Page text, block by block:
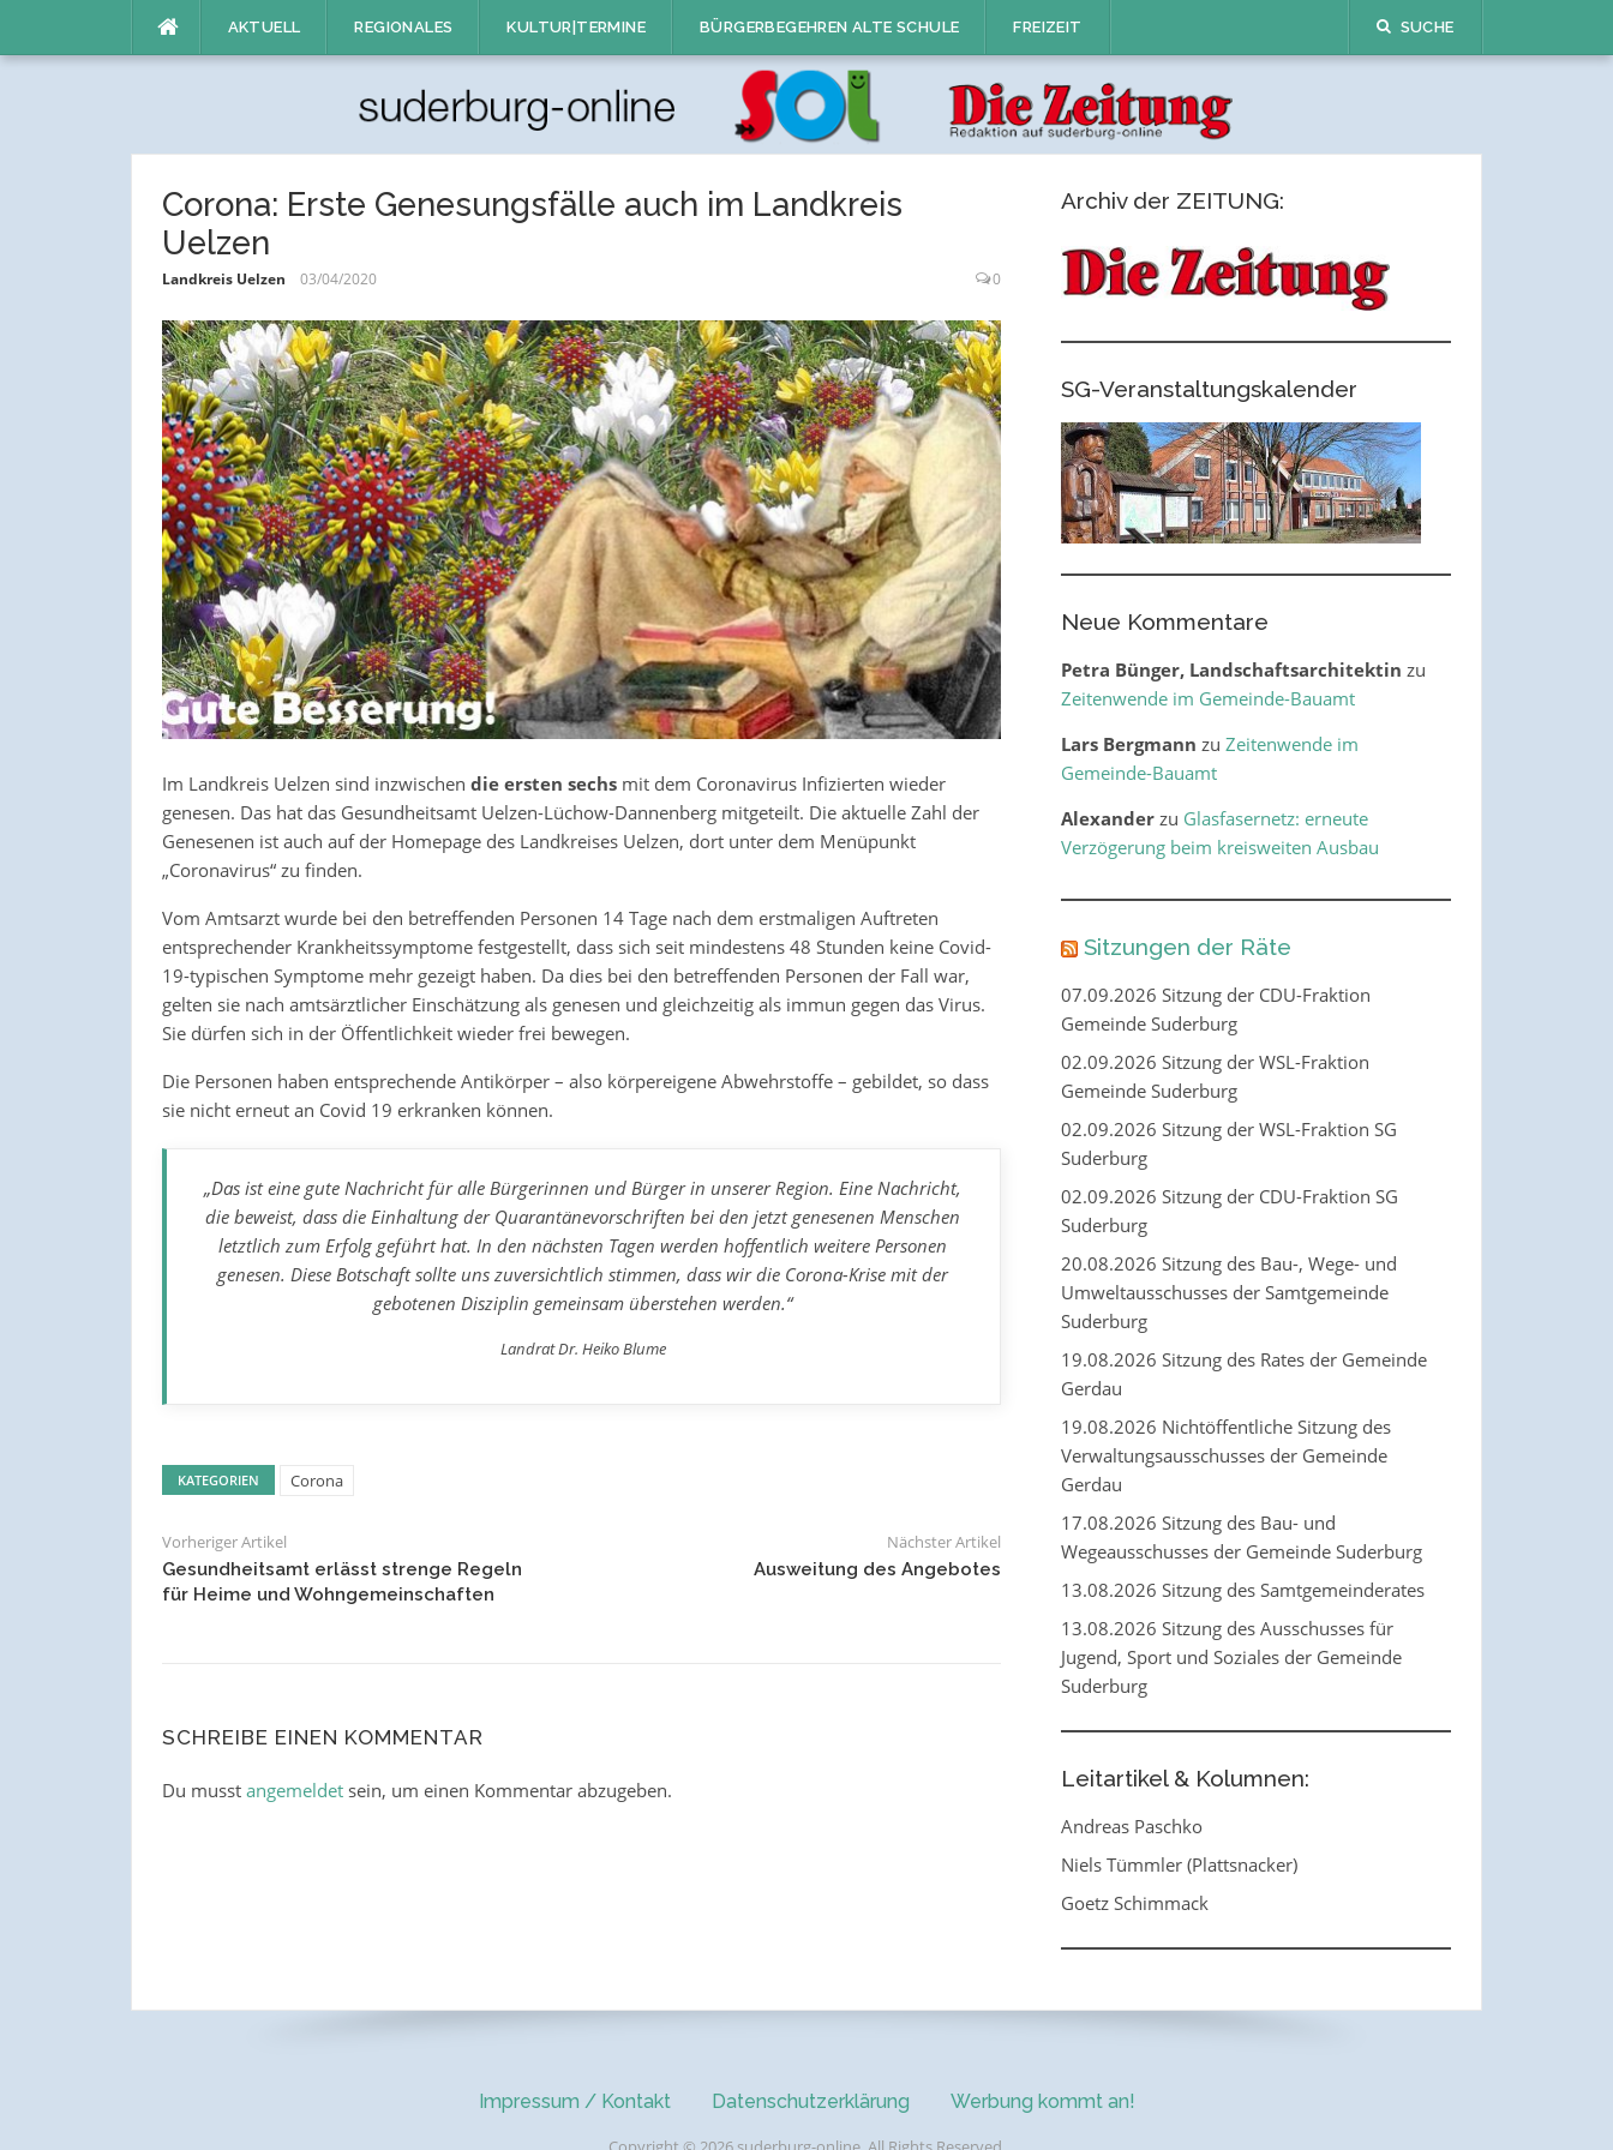
AKTUELL REGIONALES KULTUR|TERMINE BÜRGERBEGEHREN ALTE SCHULE FREIZEIT SUCHE
Corona: Erste Genesungsfälle auch im Landkreis
Uelzen
Landkreis Uelzen 03/04/2020 0
Im Landkreis Uelzen sind inzwischen die ersten sechsmit dem Coronavirus Infizierten wieder
genesen. Das hat das Gesundheitsamt Uelzen-Lüchow-Dannenberg mitgeteilt. Die aktuelle Zahl der
Genesenen ist auch auf der Homepage des Landkreises Uelzen, dort unter dem Menüpunkt
„Coronavirus“ zu finden.
Vom Amtsarzt wurde bei den betreffenden Personen 14 Tage nach dem erstmaligen Auftreten
entsprechender Krankheitssymptome festgestellt, dass sich seit mindestens 48 Stunden keine Covid-
19-typischen Symptome mehr gezeigt haben. Da dies bei den betreffenden Personen der Fall war,
gelten sie nach amtsärztlicher Einschätzung als genesen und gleichzeitig als immun gegen das Virus.
Sie dürfen sich in der Öffentlichkeit wieder frei bewegen.
Die Personen haben entsprechende Antikörper – also körpereigene Abwehrstoffe – gebildet, so dass
sie nicht erneut an Covid 19 erkranken können.
„Das ist eine gute Nachricht für alle Bürgerinnen und Bürger in unserer Region. Eine Nachricht,
die beweist, dass die Einhaltung der Quarantänevorschriften bei den jetzt genesenen Menschen
letztlich zum Erfolg geführt hat. In den nächsten Tagen werden hoffentlich weitere Personen
genesen. Diese Botschaft sollte uns zuversichtlich stimmen, dass wir die Corona-Krise mit der
gebotenen Disziplin gemeinsam überstehen werden.“
Landrat Dr. Heiko Blume
KATEGORIEN Corona
Vorheriger Artikel
Gesundheitsamt erlässt strenge Regeln
für Heime und Wohngemeinschaften
Nächster Artikel
Ausweitung des Angebotes
SCHREIBE EINEN KOMMENTAR
Du musst angemeldetsein, um einen Kommentar abzugeben.
Archiv der ZEITUNG:
SG-Veranstaltungskalender
Neue Kommentare
Petra Bünger, Landschaftsarchitektin zu
Zeitenwende im Gemeinde-Bauamt
Lars Bergmann zu Zeitenwende im
Gemeinde-Bauamt
Alexanderzu Glasfasernetz: erneute
Verzögerung beim kreisweiten Ausbau
Sitzungen der Räte
07.09.2026 Sitzung der CDU-Fraktion
Gemeinde Suderburg
02.09.2026 Sitzung der WSL-Fraktion
Gemeinde Suderburg
02.09.2026 Sitzung der WSL-Fraktion SG
Suderburg
02.09.2026 Sitzung der CDU-Fraktion SG
Suderburg
20.08.2026 Sitzung des Bau-, Wege- und
Umweltausschusses der Samtgemeinde
Suderburg
19.08.2026 Sitzung des Rates der Gemeinde
Gerdau
19.08.2026 Nichtöffentliche Sitzung des
Verwaltungsausschusses der Gemeinde
Gerdau
17.08.2026 Sitzung des Bau- und
Wegeausschusses der Gemeinde Suderburg
13.08.2026 Sitzung des Samtgemeinderates
13.08.2026 Sitzung des Ausschusses für
Jugend, Sport und Soziales der Gemeinde
Suderburg
Leitartikel & Kolumnen:
Andreas Paschko
Niels Tümmler (Plattsnacker)
Goetz Schimmack
Impressum / Kontakt Datenschutzerklärung Werbung kommt an!